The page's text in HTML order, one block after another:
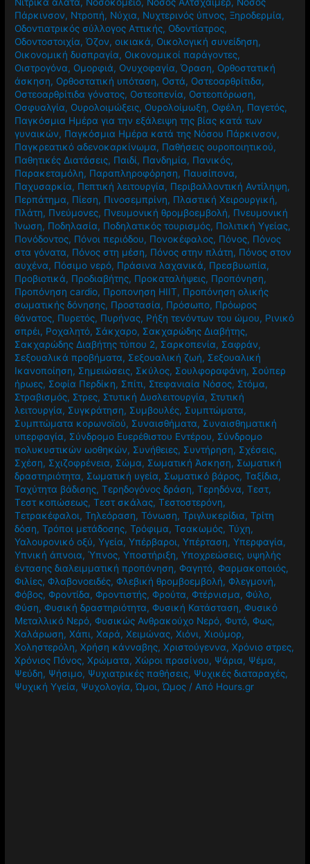
Πάρκινσον, Ντροπή, Νύχια, Νυχτερινός ύπνος,Ξηροδερμία,
Οδοντιατρικός σύλλογος Αττικής, Οδοντίατρος,
Οδοντοστοιχία,Όζον,οικιακά, Οικολογική συνείδηση,
Οικονομική δυσπραγία, Οικονομικοί παράγοντες,
Οιστρογόνα, Ομορφιά, Ονυχοφαγία,Όραση, Ορθοστατική
άσκηση, Ορθοστατική υπόταση, Οστά, Οστεοαρθρίτιδα,
Οστεοαρθρίτιδα γόνατος, Οστεοπενία, Οστεοπόρωση,
Οσφυαλγία, Ουρολοιμώξεις, Ουρολοίμωξη, Οφέλη, Παγετός,
Παγκόσμια Ημέρα για την εξάλειψη της βίας κατά των
γυναικών, Παγκόσμια Ημέρα κατά της Νόσου Πάρκινσον,
Παγκρεατικό αδενοκαρκίνωμα, Παθήσεις ουροποιητικού,
Παθητικές Διατάσεις, Παιδί, Πανδημία, Πανικός,
Παρακεταμόλη, Παραπληροφόρηση, Παυσίπονα,
Παχυσαρκία, Πεπτική λειτουργία, Περιβαλλοντική Αντίληψη,
Περπάτημα, Πίεση, Πινοσεμπρίνη, Πλαστική Χειρουργική,
Πλάτη, Πνεύμονες, Πνευμονική θρομβοεμβολή, Πνευμονική
Ίνωση, Ποδηλασία, Ποδηλατικός τουρισμός, Πολιτική Υγείας,
Πονόδοντος, Πόνοι περιόδου, Πονοκέφαλος, Πόνος, Πόνος
στα γόνατα, Πόνος στη μέση, Πόνος στην πλάτη, Πόνος στον
αυχένα, Πόσιμο νερό, Πράσινα λαχανικά, Πρεσβυωπία,
Προβιοτικά, Προδιαβήτης, Προκαταλήψεις, Προπόνηση,
Προπόνηση cardio, Προπονηση HIIT, Προπόνηση ολικής
σωματικής δόνησης, Προστασία, Πρόσωπο, Πρόωρος
θάνατος, Πυρετός, Πυρήνας, Ρήξη τενόντων του ώμου, Ρινικό
σπρέι, Ροχαλητό, Σάκχαρο, Σακχαρώδης Διαβήτης,
Σακχαρώδης Διαβήτης τύπου 2, Σαρκοπενία, Σαφράν,
Σεξουαλικά προβήματα, Σεξουαλική ζωή, Σεξουαλική
Ικανοποίηση, Σημειώσεις, Σκύλος, Σουλφοραφάνη, Σούπερ
ήρωες, Σοφία Περδίκη, Σπίτι, Στεφανιαία Νόσος, Στόμα,
Στραβισμός, Στρες, Στυτική Δυσλειτουργία, Στυτική
λειτουργία, Συγκράτηση, Συμβουλές, Συμπτώματα,
Συμπτώματα κορωνοϊού, Συναισθήματα, Συναισθηματική
υπερφαγία, Σύνδρομο Ευερέθιστου Εντέρου, Σύνδρομο
πολυκυστικών ωοθηκών, Συνήθειες, Συντήρηση, Σχέσεις,
Σχέση, Σχιζοφρένεια, Σώμα, Σωματική Άσκηση, Σωματική
δραστηριότητα, Σωματική υγεία, Σωματικό βάρος,Ταξίδια,
Ταχύτητα βάδισης,Τερηδογόνος δράση,Τερηδόνα,Τεστ,
Τεστ κοπώσεως,Τεστ σκάλας,Τεστοστερόνη,
Τετρακέφαλοι,Τηλεόραση,Τόνωση,Τριγλυκερίδια,Τρίτη
δόση,Τρόποι μετάδοσης,Τρόφιμα,Τσακωμός,Τύχη,
Υαλουρονικό οξύ,Υγεία,Υπέρβαροι,Υπέρταση,Υπερφαγία,
Υπνική άπνοια,Ύπνος,Υποστήριξη,Υποχρεώσεις, υψηλής
έντασης διαλειμματική προπόνηση,Φαγητό,Φαρμακοποιός,
Φιλίες,Φλαβονοειδές,Φλεβική θρομβοεμβολή,Φλεγμονή,
Φόβος,Φροντίδα,Φροντιστής,Φρούτα,Φτέρνισμα,Φύλο,
Φύση,Φυσική δραστηριότητα,Φυσική Κατάσταση,Φυσικό
Μεταλλικό Νερό,Φυσικώς Ανθρακούχο Νερό,Φυτό,Φως,
Χαλάρωση,Χάπι,Χαρά,Χειμώνας,Χιόνι,Χιούμορ,
Χοληστερόλη,Χρήση κάνναβης,Χριστούγεννα,Χρόνιο στρες,
Χρόνιος Πόνος,Χρώματα,Χώροι πρασίνου, Ψάρια, Ψέμα,
Ψεύδη, Ψήσιμο, Ψυχιατρικές παθήσεις, Ψυχικές διαταραχές,
Ψυχική Υγεία, Ψυχολογία,Ώμοι,Ώμος / Από Hours.gr